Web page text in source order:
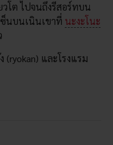
โต ไปจนถึงรีสอร์ทบน
ซ็นบนเนินเขาที่ นะงะโนะ
(ryokan) และโรงแรม